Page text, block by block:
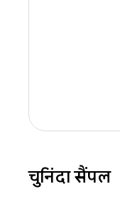
चुनिंदा सैंपल